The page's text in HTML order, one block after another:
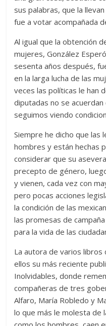
sus palabras, que la
fue a votar acompañada
Al igual que la obtención
mujeres, González
sesenta años después,
en la larga lucha de las
veces las políticas le han
diputadas no se
seguimos viendo
Siempre he dicho que las
hombres y están hechas
considerar que su
precepto de género,
y vienen, cada vez con
pero pocas acciones
la condición de las
las promesas de
para la vida de las
La autora de varios
ellos su más reciente
Inolvidables, donde
compañeras de tres
Alfaro, María Robledo y
lo que más le molesta de